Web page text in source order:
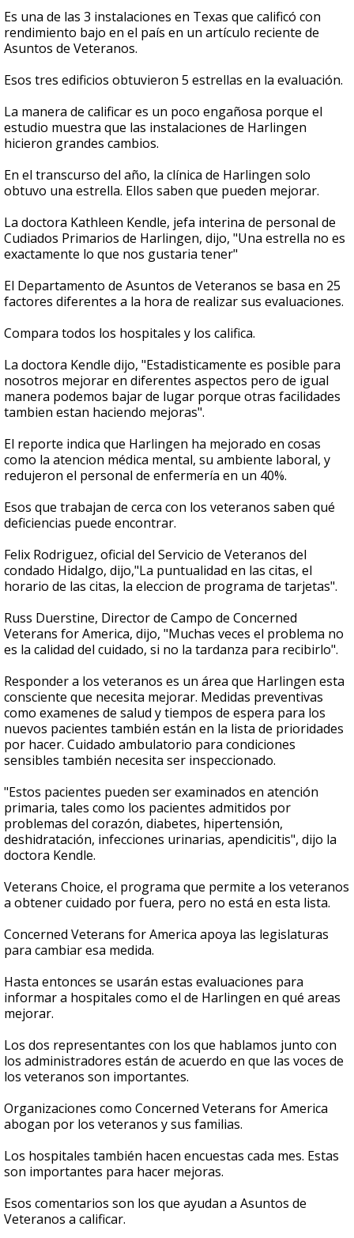
Es una de las 3 instalaciones en Texas que calificó con
rendimiento bajo en el país en un artículo reciente de
Asuntos de Veteranos.
Esos tres edificios obtuvieron 5 estrellas en la evaluación.
La manera de calificar es un poco engañosa porque el
estudio muestra que las instalaciones de Harlingen
hicieron grandes cambios.
En el transcurso del año, la clínica de Harlingen solo
obtuvo una estrella. Ellos saben que pueden mejorar.
La doctora Kathleen Kendle, jefa interina de personal de
Cudiados Primarios de Harlingen, dijo, "Una estrella no es
exactamente lo que nos gustaria tener"
El Departamento de Asuntos de Veteranos se basa en 25
factores diferentes a la hora de realizar sus evaluaciones.
Compara todos los hospitales y los califica.
La doctora Kendle dijo, "Estadisticamente es posible para
nosotros mejorar en diferentes aspectos pero de igual
manera podemos bajar de lugar porque otras facilidades
tambien estan haciendo mejoras".
El reporte indica que Harlingen ha mejorado en cosas
como la atencion médica mental, su ambiente laboral, y
redujeron el personal de enfermería en un 40%.
Esos que trabajan de cerca con los veteranos saben qué
deficiencias puede encontrar.
Felix Rodriguez, oficial del Servicio de Veteranos del
condado Hidalgo, dijo,"La puntualidad en las citas, el
horario de las citas, la eleccion de programa de tarjetas".
Russ Duerstine, Director de Campo de Concerned
Veterans for America, dijo, "Muchas veces el problema no
es la calidad del cuidado, si no la tardanza para recibirlo".
Responder a los veteranos es un área que Harlingen esta
consciente que necesita mejorar. Medidas preventivas
como examenes de salud y tiempos de espera para los
nuevos pacientes también están en la lista de prioridades
por hacer. Cuidado ambulatorio para condiciones
sensibles también necesita ser inspeccionado.
"Estos pacientes pueden ser examinados en atención
primaria, tales como los pacientes admitidos por
problemas del corazón, diabetes, hipertensión,
deshidratación, infecciones urinarias, apendicitis", dijo la
doctora Kendle.
Veterans Choice, el programa que permite a los veteranos
a obtener cuidado por fuera, pero no está en esta lista.
Concerned Veterans for America apoya las legislaturas
para cambiar esa medida.
Hasta entonces se usarán estas evaluaciones para
informar a hospitales como el de Harlingen en qué areas
mejorar.
Los dos representantes con los que hablamos junto con
los administradores están de acuerdo en que las voces de
los veteranos son importantes.
Organizaciones como Concerned Veterans for America
abogan por los veteranos y sus familias.
Los hospitales también hacen encuestas cada mes. Estas
son importantes para hacer mejoras.
Esos comentarios son los que ayudan a Asuntos de
Veteranos a calificar.